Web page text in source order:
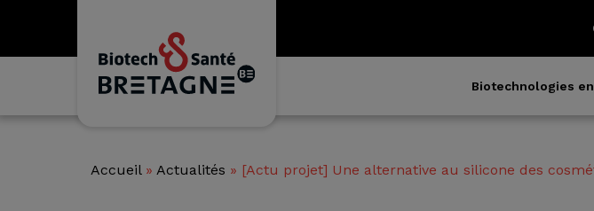
Biotechnologies
Accueil» Actualités » [Actu projet] Une alternative au silicone des